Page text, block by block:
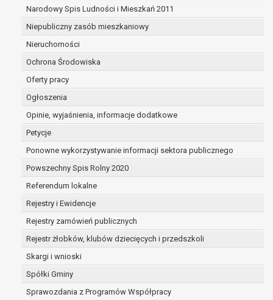
Narodowy Spis Ludności i Mieszkań 2011
Niepubliczny zasób mieszkaniowy
Nieruchomości
Ochrona Środowiska
Oferty pracy
Ogłoszenia
Opinie, wyjaśnienia, informacje dodatkowe
Petycje
Ponowne wykorzystywanie informacji sektora publicznego
Powszechny Spis Rolny 2020
Referendum lokalne
Rejestry i Ewidencje
Rejestry zamówień publicznych
Rejestr żłobków, klubów dziecięcych i przedszkoli
Skargi i wnioski
Spółki Gminy
Sprawozdania z Programów Współpracy
administratora danych osobowych przysługuje
Pani/Panu:
prawo dostępu do treści danych oraz
otrzymywania ich kopii na podstawie art. 15
RODO;
podstawie art. 16 RODO,
dane są nieprawidłowe lub
prawo do żądania usunięcia danych
osobowych (tzw. prawo do bycia
zapomnianym) na podstawie art. 17 RODO,
w przypadku gdy:
dane nie są już niezbędne do celów,
dla których były zebrane lub w inny
sposób przetwarzane,
osoba, której dane dotyczą, wniosła
sprzeciw wobec przetwarzania
danych osobowych,
zgodę na przetwarzanie danych